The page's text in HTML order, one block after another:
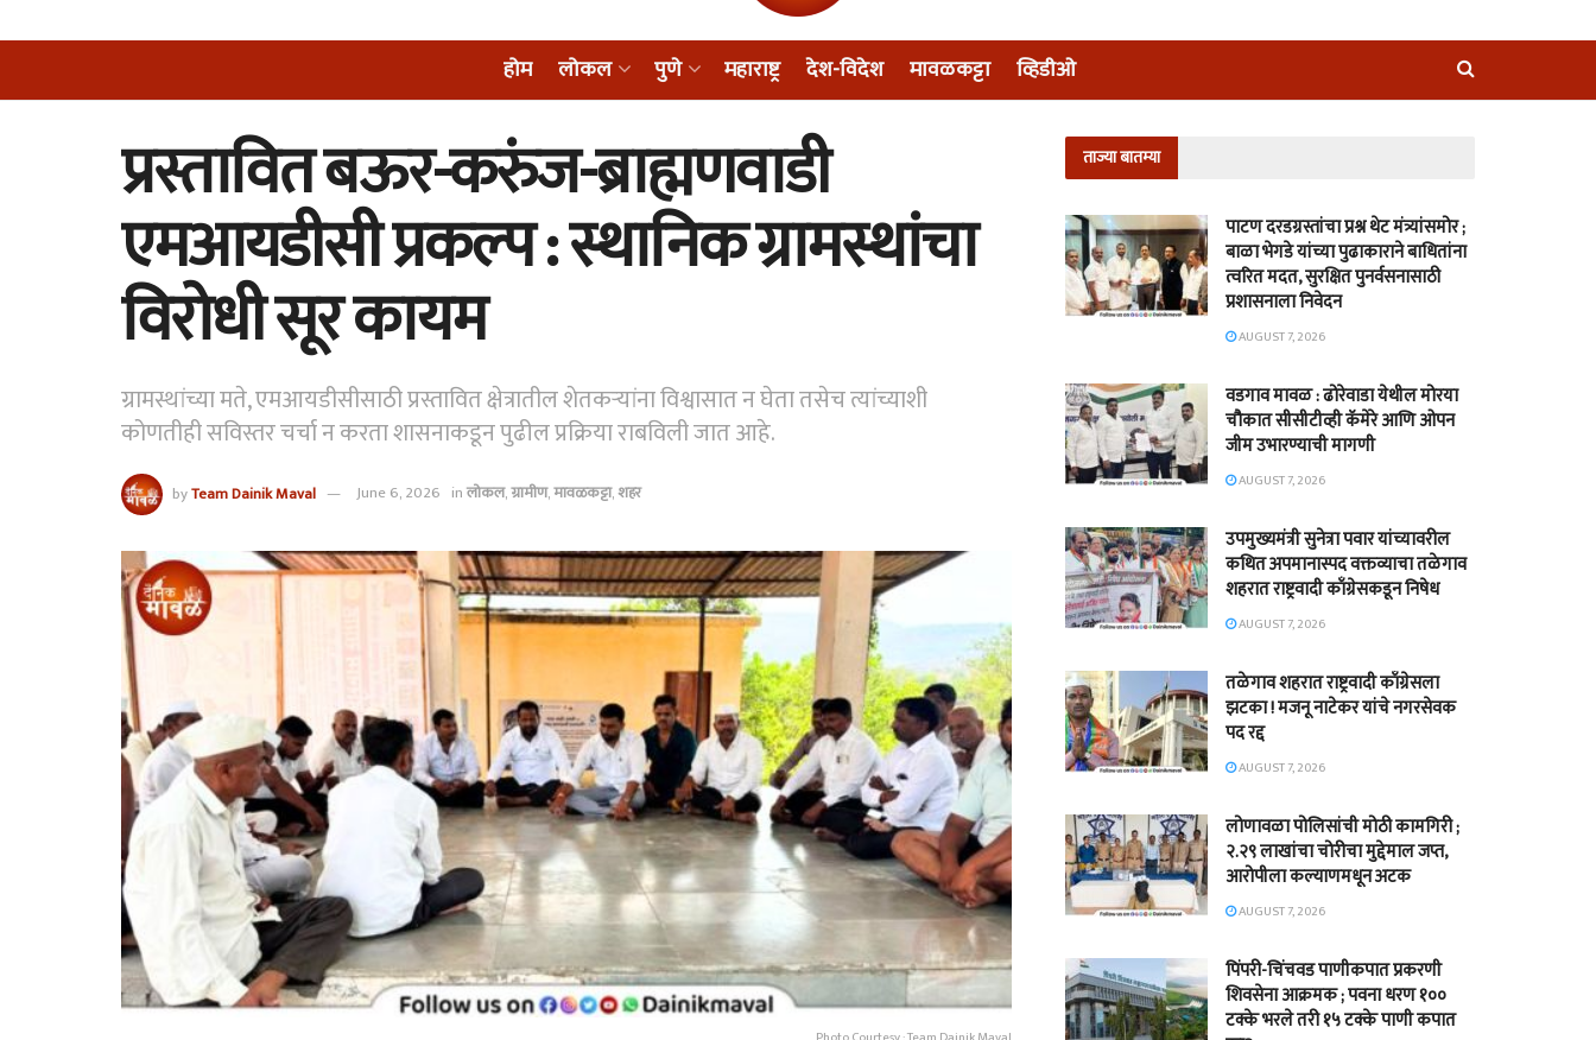
होम लोकल पुणे महाराष्ट्र देश-विदेश मावळकट्टा व्हिडीओ
प्रस्तावित बऊर-करुंज-ब्राह्मणवाडी
एमआयडीसी प्रकल्प : स्थानिक ग्रामस्थांचा
विरोधी सूर कायम
ग्रामस्थांच्या मते, एमआयडीसीसाठी प्रस्तावित क्षेत्रातील शेतकऱ्यांना विश्वासात न घेता तसेच त्यांच्याशी
कोणतीही सविस्तर चर्चा न करता शासनाकडून पुढील प्रक्रिया राबविली जात आहे.
byTeam Dainik Maval June 6, 2026 inलोकल,ग्रामीण,मावळकट्टा,शहर
ताज्या बातम्या
पाटण दरडग्रस्तांचा प्रश्न थेट मंत्र्यांसमोर ;
बाळा भेगडे यांच्या पुढाकाराने बाधितांना
त्वरित मदत, सुरक्षित पुनर्वसनासाठी
प्रशासनाला निवेदन
AUGUST 7, 2026
वडगाव मावळ : ढोरेवाडा येथील मोरया
चौकात सीसीटीव्ही कॅमेरे आणि ओपन
जीम उभारण्याची मागणी
AUGUST 7, 2026
उपमुख्यमंत्री सुनेत्रा पवार यांच्यावरील
कथित अपमानास्पद वक्तव्याचा तळेगाव
शहरात राष्ट्रवादी काँग्रेसकडून निषेध
AUGUST 7, 2026
तळेगाव शहरात राष्ट्रवादी काँग्रेसला
झटका ! मजनू नाटेकर यांचे नगरसेवक
पद रद्द
AUGUST 7, 2026
लोणावळा पोलिसांची मोठी कामगिरी ;
२.२९ लाखांचा चोरीचा मुद्देमाल जप्त,
आरोपीला कल्याणमधून अटक
AUGUST 7, 2026
पिंपरी-चिंचवड पाणीकपात प्रकरणी
शिवसेना आक्रमक ; पवना धरण १००
टक्के भरले तरी १५ टक्के पाणी कपात